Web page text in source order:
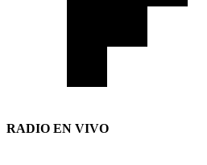
RADIO EN VIVO